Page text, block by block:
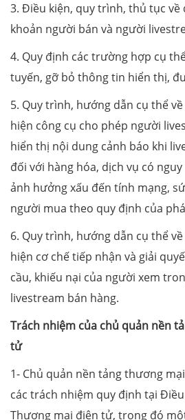
3. Điều kiện, quy trình, thủ tục về
khoản người bán và người
4. Quy định các trường hợp cụ
tuyến, gỡ bỏ thông tin hiển thị,
5. Quy trình, hướng dẫn cụ thể
hiện công cụ cho phép người
hiển thị nội dung cảnh báo khi
đối với hàng hóa, dịch vụ có
ảnh hưởng xấu đến tính mạng,
người mua theo quy định của
6. Quy trình, hướng dẫn cụ thể
hiện cơ chế tiếp nhận và giải
cầu, khiếu nại của người xem
livestream bán hàng.
Trách nhiệm của chủ quản nền
tử
1- Chủ quản nền tảng thương
các trách nhiệm quy định tại
Thương mại điện tử, trong đó